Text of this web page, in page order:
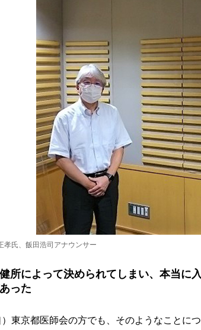
孝氏、飯田浩司アナウンサー
所によって決められてしまい、本当に
った
東京都医師会の方でも、そのようなことに